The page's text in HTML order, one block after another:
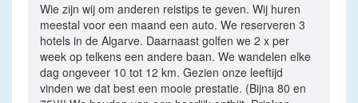
Wie zijn wij om anderen reistips te geven. Wij huren
meestal voor een maand een auto. We reserveren 3
hotels in de Algarve. Daarnaast golfen we 2 x per
week op telkens een andere baan. We wandelen elke
dag ongeveer 10 tot 12 km. Gezien onze leeftijd
vinden we dat best een mooie prestatie. (Bijna 80 en